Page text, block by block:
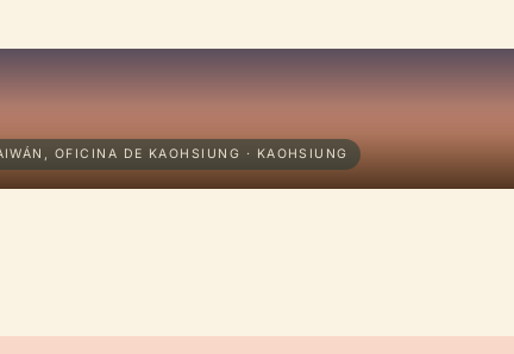
OFICINA DE KAOHSIUNG · KAOHSIUNG